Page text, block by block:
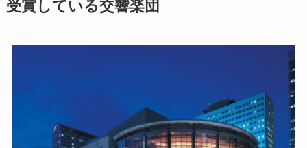
受賞している交響楽団